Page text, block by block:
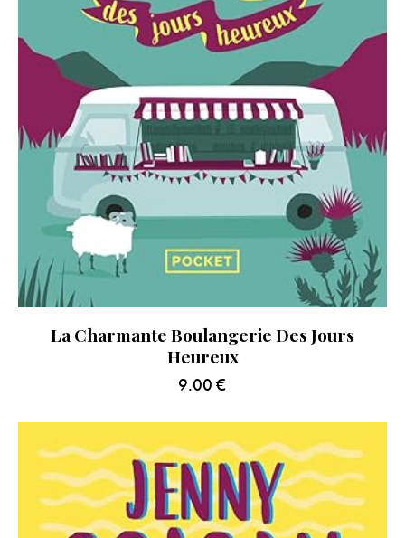
La Charmante Boulangerie Des Jours
Heureux
9.00 €